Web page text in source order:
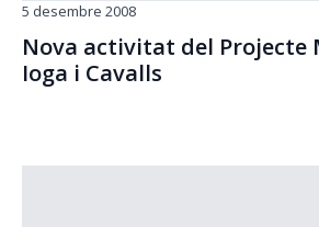
Nova activitat del Projecte
Ioga i Cavalls
5 desembre 2008